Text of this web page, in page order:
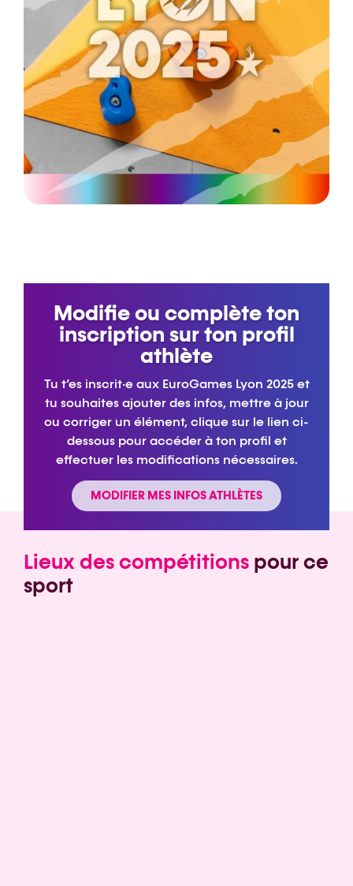
Modifie ou complète ton
inscription sur ton profil
athlète
Tu t’es inscrit·e aux EuroGames Lyon 2025 et
tu souhaites ajouter des infos, mettre à jour
ou corriger un élément, clique sur le lien ci-
dessous pour accéder à ton profil et
effectuer les modifications nécessaires.
MODIFIER MES INFOS ATHLÈTES
Lieux des compétitions pour ce
sport